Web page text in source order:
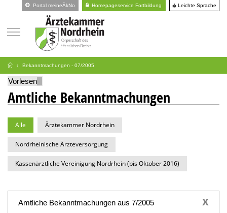
Portal meineÄkNo Homepageservice Fortbildung Leichte Sprache
Bekanntmachungen - 07/2005
Vorlesen
Amtliche Bekanntmachungen
Alle Ärztekammer Nordrhein
Nordrheinische Ärzteversorgung
Kassenärztliche Vereinigung Nordrhein (bis Oktober 2016)
Amtliche Bekanntmachungen aus 7/2005 x